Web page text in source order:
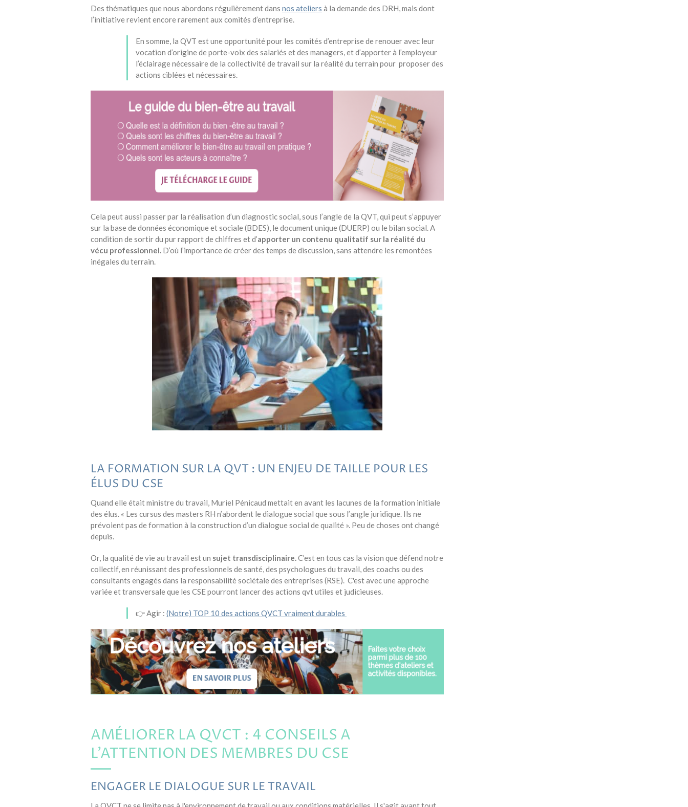
Des thématiques que nous abordons régulièrement dans nos ateliers à la demande des DRH, mais dont
l’initiative revient encore rarement aux comités d’entreprise.
En somme, la QVT est une opportunité pour les comités d’entreprise de renouer avec leur
vocation d’origine de porte-voix des salariés et des managers, et d’apporter à l’employeur
l’éclairage nécessaire de la collectivité de travail sur la réalité du terrain pour proposer des
actions ciblées et nécessaires.
Cela peut aussi passer par la réalisation d’un diagnostic social, sous l’angle de la QVT, qui peut s’appuyer
sur la base de données économique et sociale (BDES), le document unique (DUERP) ou le bilan social. A
condition de sortir du pur rapport de chiffres et d’apporter un contenu qualitatif sur la réalité du
vécu professionnel. D’où l’importance de créer des temps de discussion, sans attendre les remontées
inégales du terrain.
LA FORMATION SUR LA QVT : UN ENJEU DE TAILLE POUR LES
ÉLUS DU CSE
Quand elle était ministre du travail, Muriel Pénicaud mettait en avant les lacunes de la formation initiale
des élus. « Les cursus des masters RH n’abordent le dialogue social que sous l’angle juridique. Ils ne
prévoient pas de formation à la construction d’un dialogue social de qualité ». Peu de choses ont changé
depuis.
Or, la qualité de vie au travail est un sujet transdisciplinaire.C’est en tous cas la vision que défend notre
collectif, en réunissant des professionnels de santé, des psychologues du travail, des coachs ou des
consultants engagés dans la responsabilité sociétale des entreprises (RSE). C'est avec une approche
variée et transversale que les CSE pourront lancer des actions qvt utiles et judicieuses.
👉 Agir : (Notre) TOP 10 des actions QVCT vraiment durables
AMÉLIORER LA QVCT : 4 CONSEILS A
L'ATTENTION DES MEMBRES DU CSE
ENGAGER LE DIALOGUE SUR LE TRAVAIL